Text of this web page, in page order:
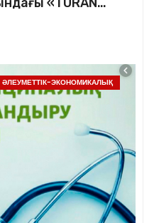
жұмысымен
ӘЛЕУМЕТТІК-ЭКОНОМИКАЛЫҚ